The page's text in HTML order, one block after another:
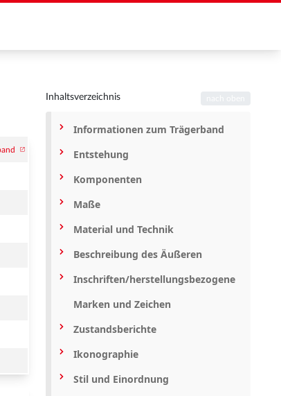
Inhaltsverzeichnis
Informationen zum Trägerband
Entstehung
Komponenten
Maße
Material und Technik
Beschreibung des Äußeren
Inschriften/herstellungsbezogene
Marken und Zeichen
Zustandsberichte
Ikonographie
Stil und Einordnung